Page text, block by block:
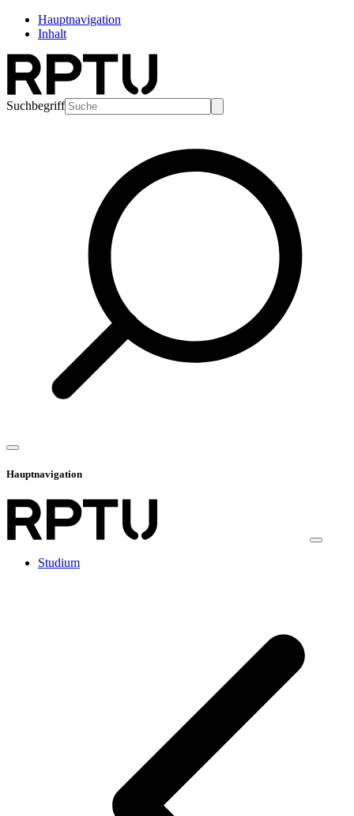
Hauptnavigation
Inhalt
Suchbegriff
Hauptnavigation
Studium